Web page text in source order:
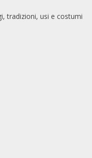
tradizioni, usi e costumi